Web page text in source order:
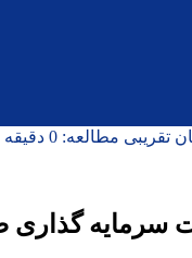
تقریبی مطالعه: 0 دقیقه
سرمایه